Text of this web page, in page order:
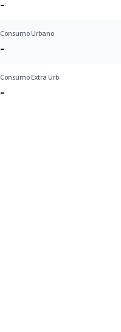
–
Consumo Urbano
–
Consumo Extra Urb.
–